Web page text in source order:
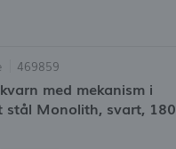
469859
med mekanism i
stål Monolith, svart, 180